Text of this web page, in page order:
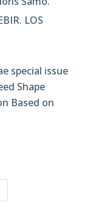
LOS
special issue
Shape
Based on